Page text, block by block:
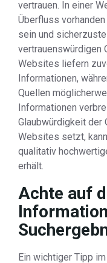
vertrauen. In einer
Überfluss
sein und
vertrauenswürdigen
Websites liefern
Informationen,
Quellen
Informationen
Glaubwürdigkeit der
Websites setzt,
qualitativ
erhält.
Achte auf
Ein wichtiger Tipp